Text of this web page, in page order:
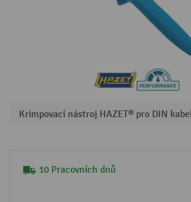
10 Pracovních dnů